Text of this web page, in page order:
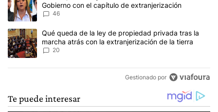
Gobierno con el capítulo de extranjerización
46
Un artículo de tendencia con el título "Qué queda de la ley de
Qué queda de la ley de propiedad privada tras la
marcha atrás con la extranjerización de la tierra
20
Gestionado por